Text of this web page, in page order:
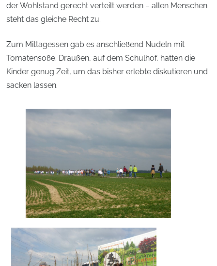
der Wohlstand gerecht verteilt werden – allen Menschen
steht das gleiche Recht zu.
Zum Mittagessen gab es anschließend Nudeln mit
Tomatensoße. Draußen, auf dem Schulhof, hatten die
Kinder genug Zeit, um das bisher erlebte diskutieren und
sacken lassen.